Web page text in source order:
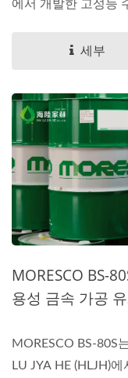
에서 개발한 고성능
세부
MORESCO BS-
용성 금속 가공
MORESCO BS-80S
LU JYA HE (HLJH)에